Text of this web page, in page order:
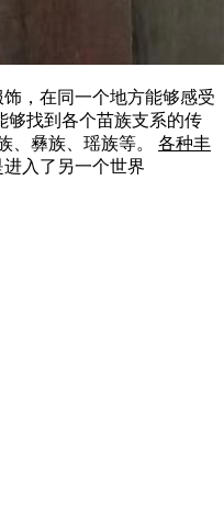
，在同一个地方能够感受
够找到各个苗族支系的传
、彝族、瑶族等。 各种丰
进入了另一个世界